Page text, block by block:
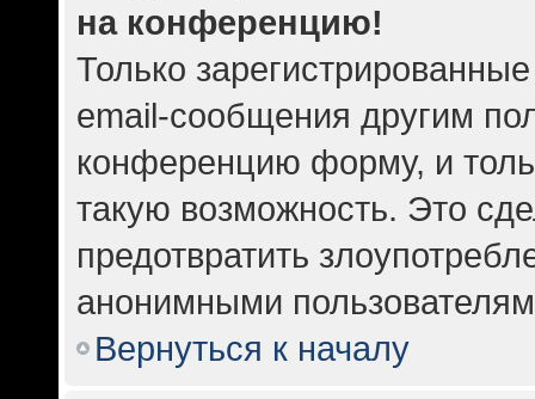
на конференцию!
Только
email-сообщения другим
конференцию форму, и
такую возможность. Это
предотвратить
анонимными
Вернуться к началу